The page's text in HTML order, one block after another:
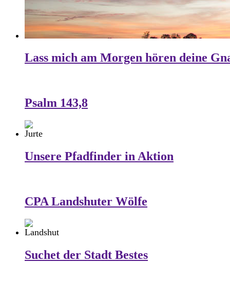
Lass mich am Morgen hören deine
Psalm 143,8
Unsere Pfadfinder in Aktion
CPA Landshuter Wölfe
Suchet der Stadt Bestes